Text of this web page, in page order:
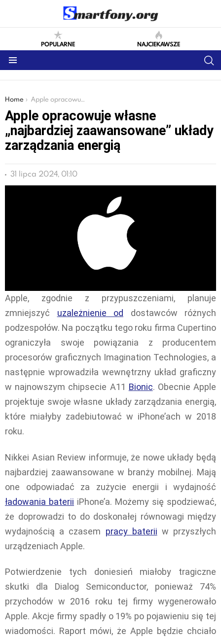
POPULARNE NAJCIEKAWSZE
You are here:
Home Apple opracowuje własne „najbardziej zaawansowane” układy zarządzania energią
Apple opracowuje własne
„najbardziej zaawansowane” układy
zarządzania energią
31 lipca 2024, 01:10
Apple, zgodnie z przypuszczeniami, planuje
zmniejszyć uzależnienie od dostawców różnych
podzespołów. Na początku tego roku firma Cupertino
ograniczyła swoje powiązania z producentem
procesorów graficznych Imagination Technologies, a
następnie wprowadziła wewnętrzny układ graficzny
w najnowszym chipsecie A11 Bionic. Obecnie Apple
projektuje swoje własne układy zarządzania energią,
które miałyby zadebiutować w iPhone’ach w 2018
roku.
Nikkei Asian Review informuje, że nowe układy będą
najbardziej zaawansowane w branży mobilnej. Mają
one odpowiadać za zużycie energii i wydajność
ładowania baterii iPhone’a. Możemy się spodziewać,
że doprowadzi to do doskonałej równowagi między
wydajnością a czasem pracy baterii w przyszłych
urządzeniach Apple.
Potwierdzenie tych doniesień miałoby tragiczne
skutki dla Dialog Semiconductor, ponieważ 74%
przychodów w 2016 roku tej firmy wygenerowało
Apple. Akcje firmy spadły o 19% po pojawieniu się tej
wiadomości. Raport mówi, że Apple będzie chciało